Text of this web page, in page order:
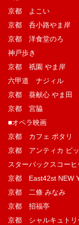
京都 よこい
京都 呑小路やま岸
京都 洋食堂のろ
神戸歩き
京都 祇園 やま岸
六甲道 ナジィル
京都 葵献心 やま田
京都 宮脇
■オペラ映画
京都 カフェ ポタリ
京都 アンティカ ピ
スターバックスコーヒ
京都 East42st NEW
京都 二條 みなみ
京都 招福亭
京都 シャルキュトリ